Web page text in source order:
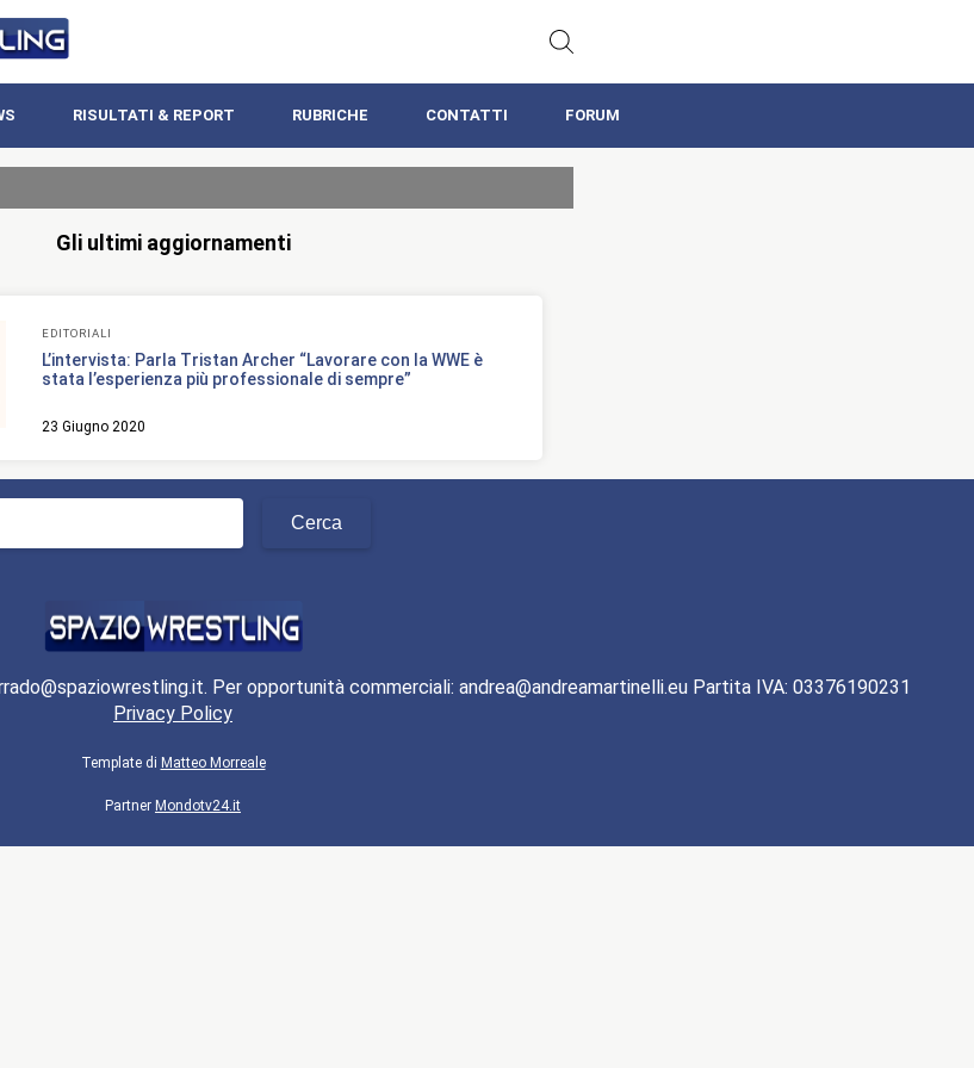
RISULTATI & REPORT RUBRICHE CONTATTI FORUM
Gli ultimi aggiornamenti
EDITORIALI
L’intervista: Parla Tristan Archer “Lavorare con la WWE è
stata l’esperienza più professionale di sempre”
23 Giugno 2020
Per opportunità commerciali: andrea@andreamartinelli.eu Partita IVA: 03376190231
Privacy Policy
Template di Matteo Morreale
Partner Mondotv24.it